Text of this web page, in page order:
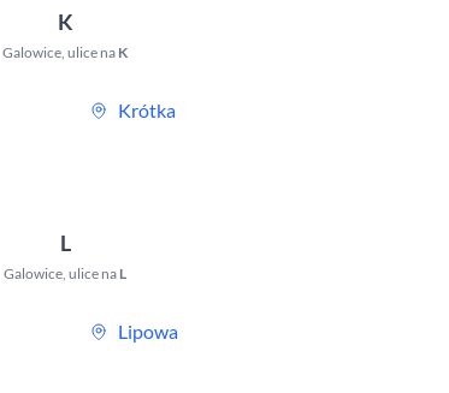
K
Galowice,ulice na K
Krótka
L
Galowice,ulice na L
Lipowa